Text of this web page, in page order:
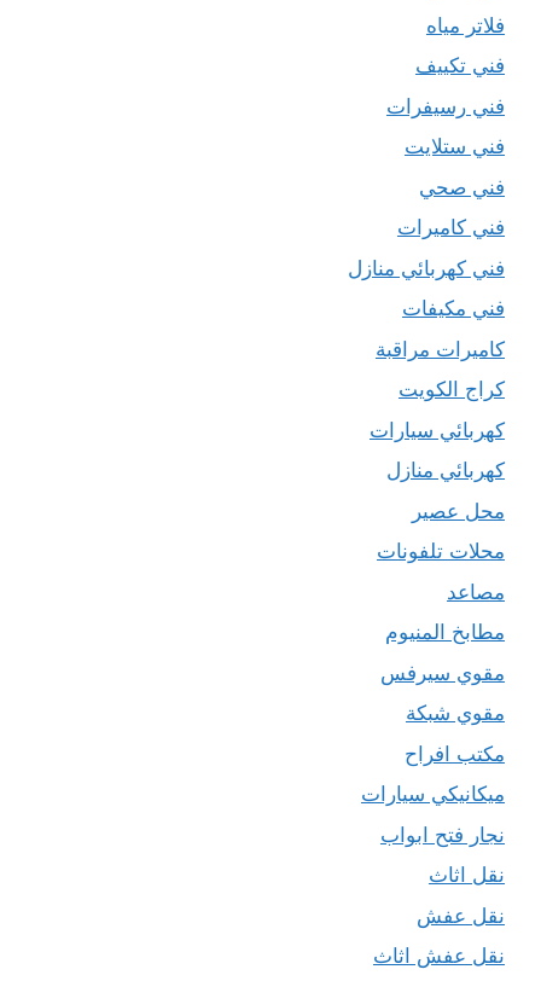
فلاتر مياه
فني تكييف
فني رسيفرات
فني ستلايت
فني صحي
فني كاميرات
فني كهربائي منازل
فني مكيفات
كاميرات مراقبة
كراج الكويت
كهربائي سيارات
كهربائي منازل
محل عصير
محلات تلفونات
مصاعد
مطابخ المنيوم
مقوي سيرفس
مقوي شبكة
مكتب افراح
ميكانيكي سيارات
نجار فتح ابواب
نقل اثاث
نقل عفش
نقل عفش اثاث